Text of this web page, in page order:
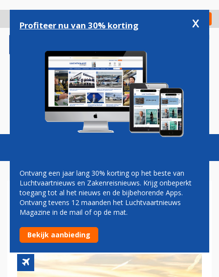
gaan
Check in
Magazine Podcasts Vacatures
CORENDON GEEFT MEER
DETAILS OVER EIGEN
CURAÇAO-VLUCHTEN
Profiteer nu van 30% korting x
Ontvang een jaar lang 30% korting op het beste van
Luchtvaartnieuws en Zakenreisnieuws. Krijg onbeperkt
toegang tot al het nieuws en de bijbehorende Apps.
Ontvang tevens 12 maanden het Luchtvaartnieuws
Magazine in de mail of op de mat.
Bekijk aanbieding